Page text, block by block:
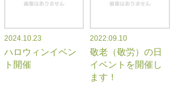
2024.10.23
ハロウィンイベン
ト開催
2022.09.10
敬老（敬労）の日
イベントを開催し
ます！